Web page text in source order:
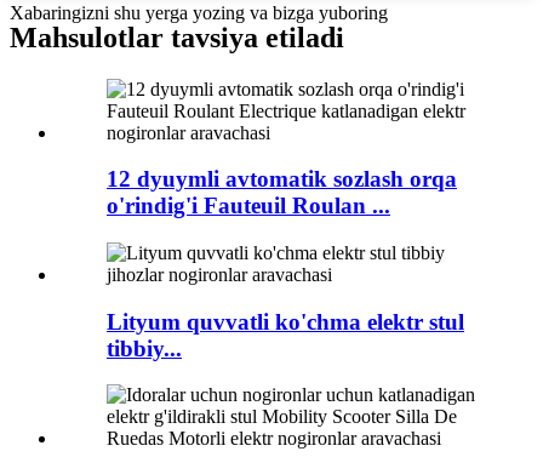
Xabaringizni shu yerga yozing va bizga yuboring
Mahsulotlar tavsiya etiladi
12 dyuymli avtomatik sozlash orqa
o'rindig'i Fauteuil Roulan ...
Lityum quvvatli ko'chma elektr stul
tibbiy...